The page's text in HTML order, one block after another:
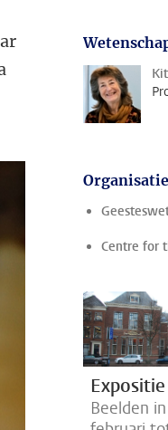
Organisatie
Centre for
Expositie
Beelden